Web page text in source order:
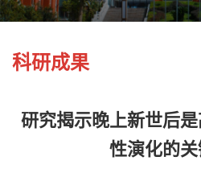
科研成果
研究揭示晚上新世后
性演化的